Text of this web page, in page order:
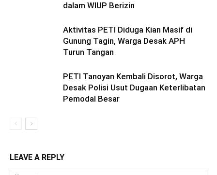
dalam WIUP Berizin
Aktivitas PETI Diduga Kian Masif di
Gunung Tagin, Warga Desak APH
Turun Tangan
PETI Tanoyan Kembali Disorot, Warga
Desak Polisi Usut Dugaan Keterlibatan
Pemodal Besar
LEAVE A REPLY